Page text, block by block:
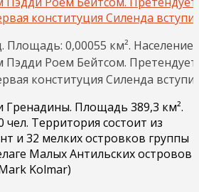
Площадь: 0,00055 км².
Роем Бейтсом.
конституция Силенда